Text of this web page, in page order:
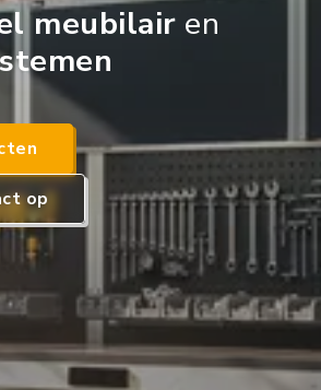
meubilair en
op